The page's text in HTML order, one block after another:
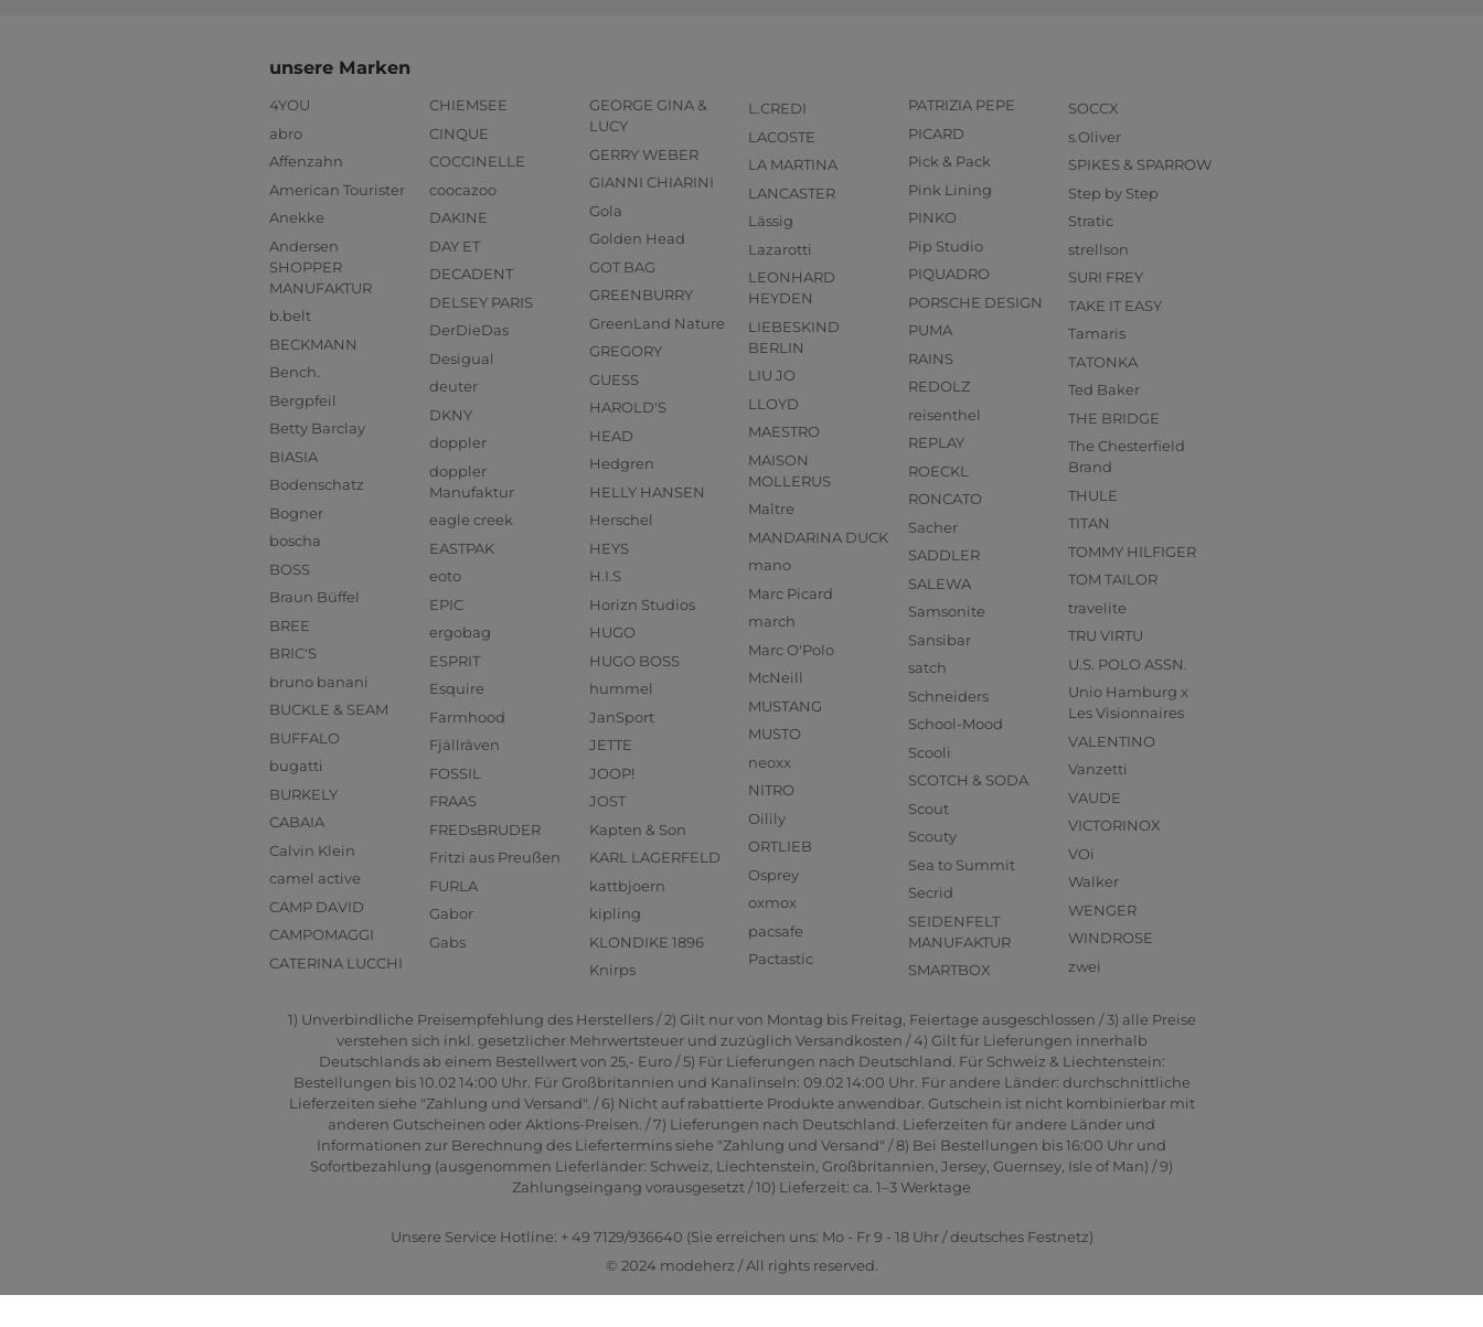
unsere Marken
4YOU
abro
Affenzahn
American Tourister
Anekke
Andersen
SHOPPER
MANUFAKTUR
b.belt
BECKMANN
Bench.
Bergpfeil
Betty Barclay
BIASIA
Bodenschatz
Bogner
boscha
BOSS
Braun Büffel
BREE
BRIC'S
bruno banani
BUCKLE & SEAM
BUFFALO
bugatti
BURKELY
CABAIA
Calvin Klein
camel active
CAMP DAVID
CAMPOMAGGI
CATERINA LUCCHI
CHIEMSEE
CINQUE
COCCINELLE
coocazoo
DAKINE
DAY ET
DECADENT
DELSEY PARIS
DerDieDas
Desigual
deuter
DKNY
doppler
doppler
Manufaktur
eagle creek
EASTPAK
eoto
EPIC
ergobag
ESPRIT
Esquire
Farmhood
Fjällräven
FOSSIL
FRAAS
FREDsBRUDER
Fritzi aus Preußen
FURLA
Gabor
Gabs
GEORGE GINA &
LUCY
GERRY WEBER
GIANNI CHIARINI
Gola
Golden Head
GOT BAG
GREENBURRY
GreenLand Nature
GREGORY
GUESS
HAROLD'S
HEAD
Hedgren
HELLY HANSEN
Herschel
HEYS
H.I.S
Horizn Studios
HUGO
HUGO BOSS
hummel
JanSport
JETTE
JOOP!
JOST
Kapten & Son
KARL LAGERFELD
kattbjoern
kipling
KLONDIKE 1896
Knirps
L.CREDI
LACOSTE
LA MARTINA
LANCASTER
Lässig
Lazarotti
LEONHARD
HEYDEN
LIEBESKIND
BERLIN
LIU JO
LLOYD
MAESTRO
MAISON
MOLLERUS
Maître
MANDARINA DUCK
mano
Marc Picard
march
Marc O'Polo
McNeill
MUSTANG
MUSTO
neoxx
NITRO
Oilily
ORTLIEB
Osprey
oxmox
pacsafe
Pactastic
PATRIZIA PEPE
PICARD
Pick & Pack
Pink Lining
PINKO
Pip Studio
PIQUADRO
PORSCHE DESIGN
PUMA
RAINS
REDOLZ
reisenthel
REPLAY
ROECKL
RONCATO
Sacher
SADDLER
SALEWA
Samsonite
Sansibar
satch
Schneiders
School-Mood
Scooli
SCOTCH & SODA
Scout
Scouty
Sea to Summit
Secrid
SEIDENFELT
MANUFAKTUR
SMARTBOX
SOCCX
s.Oliver
SPIKES & SPARROW
Step by Step
Stratic
strellson
SURI FREY
TAKE IT EASY
Tamaris
TATONKA
Ted Baker
THE BRIDGE
The Chesterfield
Brand
THULE
TITAN
TOMMY HILFIGER
TOM TAILOR
travelite
TRU VIRTU
U.S. POLO ASSN.
Unio Hamburg x
Les Visionnaires
VALENTINO
Vanzetti
VAUDE
VICTORINOX
VOi
Walker
WENGER
WINDROSE
zwei
1) Unverbindliche Preisempfehlung des Herstellers / 2) Gilt nur von Montag bis Freitag, Feiertage ausgeschlossen / 3) alle Preise
verstehen sich inkl. gesetzlicher Mehrwertsteuer und zuzüglich Versandkosten / 4) Gilt für Lieferungen innerhalb
Deutschlands ab einem Bestellwert von 25,- Euro / 5) Für Lieferungen nach Deutschland. Für Schweiz & Liechtenstein:
Bestellungen bis 10.02 14:00 Uhr. Für Großbritannien und Kanalinseln: 09.02 14:00 Uhr. Für andere Länder: durchschnittliche
Lieferzeiten siehe "Zahlung und Versand". / 6) Nicht auf rabattierte Produkte anwendbar. Gutschein ist nicht kombinierbar mit
anderen Gutscheinen oder Aktions-Preisen. / 7) Lieferungen nach Deutschland. Lieferzeiten für andere Länder und
Informationen zur Berechnung des Liefertermins siehe "Zahlung und Versand" / 8) Bei Bestellungen bis 16:00 Uhr und
Sofortbezahlung (ausgenommen Lieferländer: Schweiz, Liechtenstein, Großbritannien, Jersey, Guernsey, Isle of Man) / 9)
Zahlungseingang vorausgesetzt / 10) Lieferzeit: ca. 1–3 Werktage
Unsere Service Hotline: + 49 7129/936640 (Sie erreichen uns: Mo - Fr 9 - 18 Uhr / deutsches Festnetz)
© 2024 modeherz / All rights reserved.